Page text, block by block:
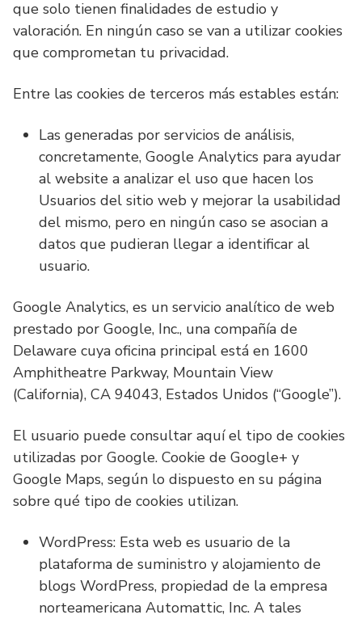
que solo tienen finalidades de estudio y
valoración. En ningún caso se van a utilizar cookies
que comprometan tu privacidad.
Entre las cookies de terceros más estables están:
Las generadas por servicios de análisis,
concretamente, Google Analytics para ayudar
al website a analizar el uso que hacen los
Usuarios del sitio web y mejorar la usabilidad
del mismo, pero en ningún caso se asocian a
datos que pudieran llegar a identificar al
usuario.
Google Analytics, es un servicio analítico de web
prestado por Google, Inc., una compañía de
Delaware cuya oficina principal está en 1600
Amphitheatre Parkway, Mountain View
(California), CA 94043, Estados Unidos (“Google”).
El usuario puede consultar aquí el tipo de cookies
utilizadas por Google. Cookie de Google+ y
Google Maps, según lo dispuesto en su página
sobre qué tipo de cookies utilizan.
WordPress: Esta web es usuario de la
plataforma de suministro y alojamiento de
blogs WordPress, propiedad de la empresa
norteamericana Automattic, Inc. A tales